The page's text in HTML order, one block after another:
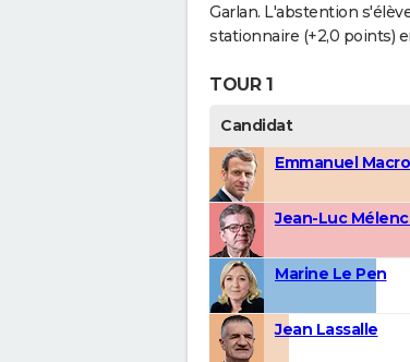
Garlan. L'abstention
stationnaire (+2,0 points)
TOUR 1
Candidat
Emmanuel
Jean-Luc
Marine Le Pen
Jean Lassalle